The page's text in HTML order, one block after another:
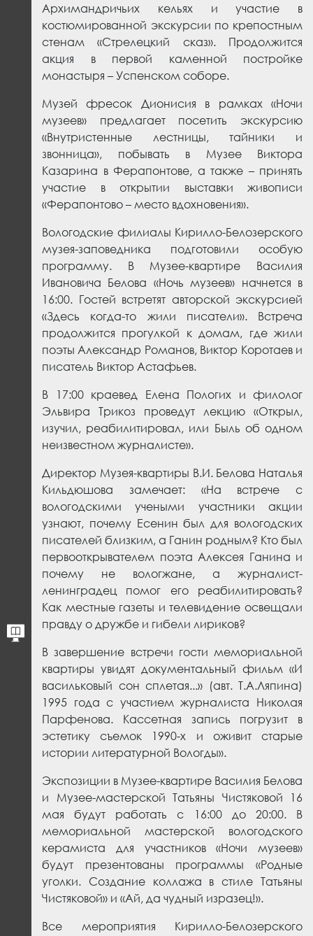
Архимандричьих кельях и участие в
костюмированной экскурсии по крепостным
стенам «Стрелецкий сказ». Продолжится
акция в первой каменной постройке
монастыря – Успенском соборе.
Музей фресок Дионисия в рамках «Ночи
музеев» предлагает посетить экскурсию
«Внутристенные лестницы, тайники и
звонница», побывать в Музее Виктора
Казарина в Ферапонтове, а также – принять
участие в открытии выставки живописи
«Ферапонтово – место вдохновения».
Вологодские филиалы Кирилло-Белозерского
музея-заповедника подготовили особую
программу. В Музее-квартире Василия
Ивановича Белова «Ночь музеев» начнется в
16:00. Гостей встретят авторской экскурсией
«Здесь когда-то жили писатели». Встреча
продолжится прогулкой к домам, где жили
поэты Александр Романов, Виктор Коротаев и
писатель Виктор Астафьев.
В 17:00 краевед Елена Пологих и филолог
Эльвира Трикоз проведут лекцию «Открыл,
изучил, реабилитировал, или Быль об одном
неизвестном журналисте».
Директор Музея-квартиры В.И. Белова Наталья
Кильдюшова замечает: «На встрече с
вологодскими учеными участники акции
узнают, почему Есенин был для вологодских
писателей близким, а Ганин родным? Кто был
первооткрывателем поэта Алексея Ганина и
почему не вологжане, а журналист-
ленинградец помог его реабилитировать?
Как местные газеты и телевидение освещали
правду о дружбе и гибели лириков?
В завершение встречи гости мемориальной
квартиры увидят документальный фильм «И
васильковый сон сплетая...» (авт. Т.А.Ляпина)
1995 года с участием журналиста Николая
Парфенова.
Кассетная запись погрузит в
эстетику съемок 1990-х и оживит старые
истории литературной Вологды».
Экспозиции в Музее-квартире Василия Белова
и Музее-мастерской Татьяны Чистяковой 16
мая будут работать с 16:00 до 20:00. В
мемориальной мастерской вологодского
керамиста для участников «Ночи музеев»
будут презентованы программы «Родные
уголки. Создание коллажа в стиле Татьяны
Чистяковой» и «Ай, да чудный изразец!».
Все мероприятия Кирилло-Белозерского